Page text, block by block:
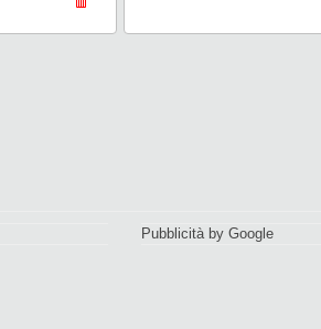
Pubblicità by Google